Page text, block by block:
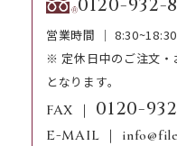
0120-932-
営業時間 ｜ 8:30~18:30
※ 定休日中のご注文・
となります。
FAX ｜ 0120-
E-MAIL ｜